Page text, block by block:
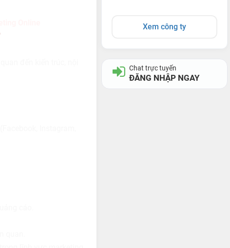
Xem công ty
Chat trực tuyến
ĐĂNG NHẬP NGAY